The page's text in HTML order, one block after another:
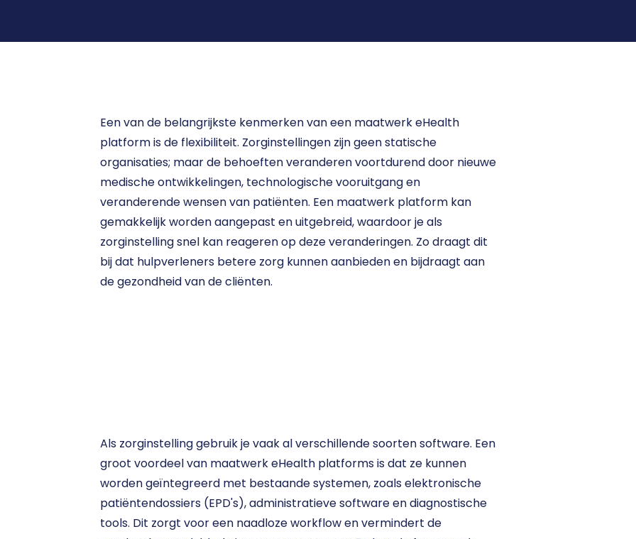
Een van de belangrijkste kenmerken van een maatwerk eHealth
platform is de flexibiliteit. Zorginstellingen zijn geen statische
organisaties; maar de behoeften veranderen voortdurend door nieuwe
medische ontwikkelingen, technologische vooruitgang en
veranderende wensen van patiënten. Een maatwerk platform kan
gemakkelijk worden aangepast en uitgebreid, waardoor je als
zorginstelling snel kan reageren op deze veranderingen. Zo draagt dit
bij dat hulpverleners betere zorg kunnen aanbieden en bijdraagt aan
de gezondheid van de cliënten.
Als zorginstelling gebruik je vaak al verschillende soorten software. Een
groot voordeel van maatwerk eHealth platforms is dat ze kunnen
worden geïntegreerd met bestaande systemen, zoals elektronische
patiëntendossiers (EPD's), administratieve software en diagnostische
tools. Dit zorgt voor een naadloze workflow en vermindert de